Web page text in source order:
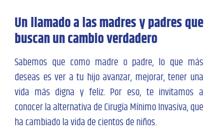
Un llamado a las madres y padres que
buscan un cambio verdadero
Sabemos que como madre o padre, lo que más
deseas es ver a tu hijo avanzar, mejorar, tener una
vida más digna y feliz. Por eso, te invitamos a
conocer la alternativa de Cirugía Mínimo Invasiva, que
ha cambiado la vida de cientos de niños.